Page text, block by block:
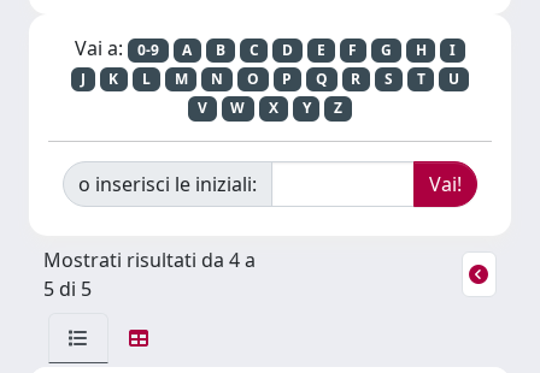
Vai a: 0-9 A B C D E F G H
I
J
K L M N O P Q R S T
U
V
W X Y Z
o inserisci le iniziali:
Mostrati risultati da 4 a
5 di 5